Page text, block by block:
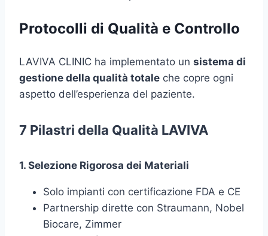
Protocolli di Qualità e Controllo
LAVIVA CLINIC ha implementato un sistema di
gestione della qualità totale che copre ogni
aspetto dell’esperienza del paziente.
7 Pilastri della Qualità LAVIVA
1. Selezione Rigorosa dei Materiali
Solo impianti con certificazione FDA e CE
Partnership dirette con Straumann, Nobel
Biocare, Zimmer